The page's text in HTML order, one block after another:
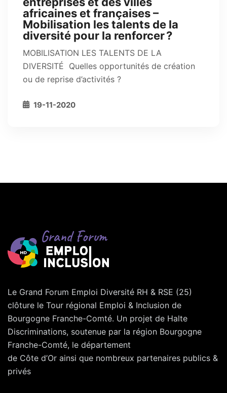
africaines et françaises –
Mobilisation les talents de la
diversité pour la renforcer ?
MOBILISATION LES TALENTS DE LA
DIVERSITÉ Quelles opportunités de création
ou de reprise d’activités ?
19-11-2020
Le Grand Forum Emploi Diversité RH & RSE (25)
clôture le Tour régional Emploi & Inclusion de
Bourgogne Franche-Comté. Un projet de Halte
Discriminations, soutenue par la région Bourgogne
Franche-Comté, le département
de Côte d’Or ainsi que nombreux partenaires publics &
privés